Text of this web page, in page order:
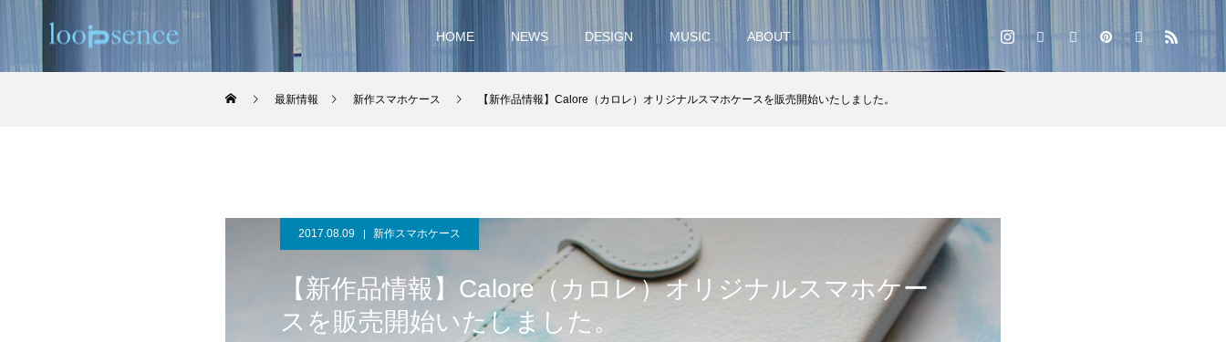
HOME NEWS DESIGN MUSIC ABOUT
最新情報 新作スマホケース 【新作品情報】Calore（カロレ）オリジナルスマホケースを販売開始いたしました。
2017.08.09 新作スマホケース
【新作品情報】Calore（カロレ）オリジナルスマホケー
スを販売開始いたしました。